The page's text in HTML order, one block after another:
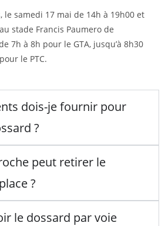
le samedi 17 mai de 14h à 19h00 et
stade Francis Paumero de
7h à 8h pour le GTA, jusqu’à 8h30
le PTC.
dois-je fournir pour
?
peut retirer le
?
le dossard par voie